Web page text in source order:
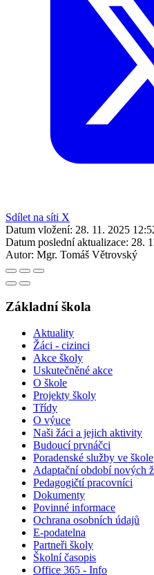
Sdílet na síti X
Datum vložení: 28. 11. 2025
Datum poslední aktualizace: 28.
Autor: Mgr. Tomáš Větrovský
Základní škola
Aktuality
Žáci - cizinci
Akce školy
Uskutečněné akce
O škole
Projekty školy
Třídy
O výuce
Naši žáci a jejich aktivity
Budoucí prvnáčci
Poradenské služby ve škole
Adaptační období nových
Pedagogičtí pracovníci
Dokumenty
Povinné informace
Ochrana osobních údajů
E-podatelna
Partneři školy
Školní časopis
Office 365 - Info